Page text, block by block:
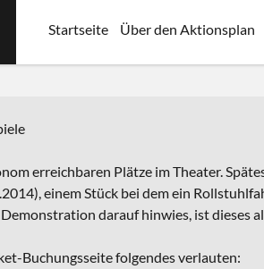
Startseite Über den Aktionsplan
erreichbaren Plätze im Theater.
einem Stück bei dem ein
darauf hinwies, ist dieses
Buchungsseite folgendes verlauten: